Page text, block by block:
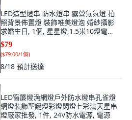
LED造型燈串 防水燈串 露營氣氛燈 拍
照背景佈置燈 裝飾唯美燈泡 婚紗攝影
求婚生日, 1個, 星星燈,1.5米10燈電池
款暖白, 暖白
$79
($79.00/1個)
8/18 預計送達
LED窗簾燈漁網燈戶外防水燈串孔雀燈
網燈裝飾聖誕燈彩燈閃燈七彩滿天星串
燈廠家批發, 1件, 24V防水電源, 電源